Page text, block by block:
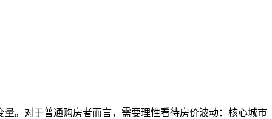
。对于普通购房者而言，需要理性看待房价波动：核心城市